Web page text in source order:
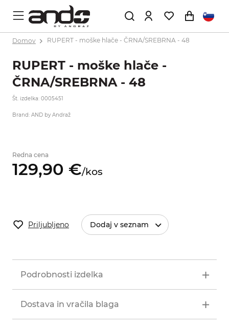
Domov RUPERT - moške hlače - ČRNA/SREBRNA - 48
RUPERT - moške hlače -
ČRNA/SREBRNA - 48
Št. izdelka: 0005451
Brand: AND by Andraž
Redna cena
129,90 €/kos
Priljubljeno Dodaj v seznam
Podrobnosti izdelka
Dostava in vračila blaga